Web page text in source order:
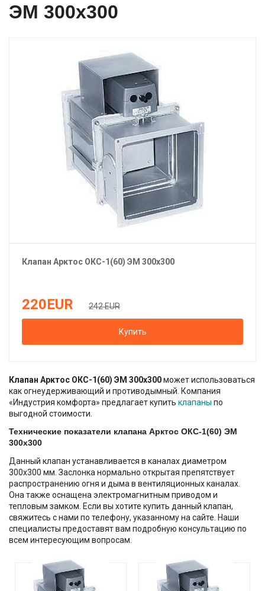
ЭМ 300х300
Клапан АрктосОКС-1(60) ЭМ 300х300
220EUR 242 EUR
Купить
Клапан Арктос ОКС-1(60) ЭМ 300х300может использоваться
как огнеудерживающий и противодымный. Компания
«Индустрия комфорта» предлагает купить клапаны по
выгодной стоимости.
Технические показатели клапана Арктос ОКС-1(60) ЭМ
300х300
Данный клапан устанавливается в каналах диаметром
300х300 мм. Заслонка нормально открытая препятствует
распространению огня и дыма в вентиляционных каналах.
Она также оснащена электромагнитным приводом и
тепловым замком. Если вы хотите купить данный клапан,
свяжитесь с нами по телефону, указанному на сайте. Наши
специалисты предоставят вам подробную консультацию по
всем интересующим вопросам.